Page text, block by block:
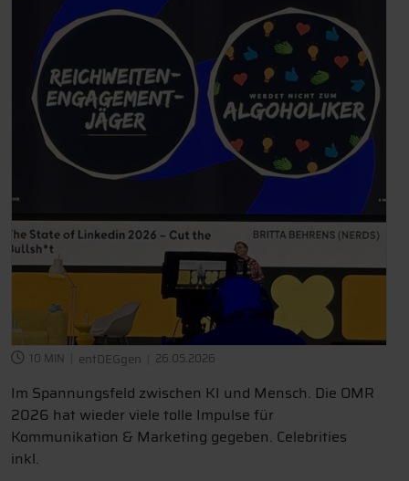
10 MIN entDEGgen 26.05.2026
Im Spannungsfeld zwischen KI und Mensch. Die OMR
2026 hat wieder viele tolle Impulse für
Kommunikation & Marketing gegeben. Celebrities
inkl.